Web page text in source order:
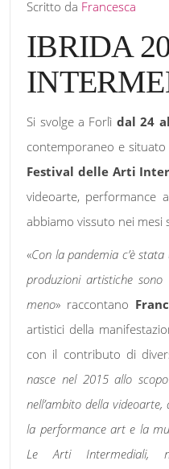
Scritto da Francesca
IBRIDA
Si svolge a Forlì dal 24
contemporaneo e
Festival delle Arti
videoarte, performance
abbiamo vissuto nei mesi
«Con la pandemia c’è
produzioni artistiche
meno» raccontano
artistici della
con il contributo di
nasce nel 2015 allo
nell’ambito della
la performance art e la
Le Arti Intermediali,